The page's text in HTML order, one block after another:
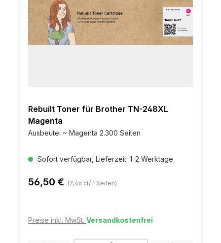
Rebuilt Toner für Brother TN-248XL
Magenta
Ausbeute: ~ Magenta 2.300 Seiten
Sofort verfügbar, Lieferzeit: 1-2 Werktage
56,50 € (2,46 ct/ 1 Seiten)
Preise inkl. MwSt. Versandkostenfrei